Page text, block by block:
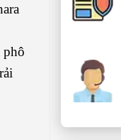
phô